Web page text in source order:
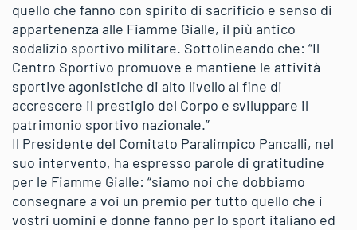
quello che fanno con spirito di sacrificio e senso di
appartenenza alle Fiamme Gialle, il più antico
sodalizio sportivo militare. Sottolineando che: “Il
Centro Sportivo promuove e mantiene le attività
sportive agonistiche di alto livello al fine di
accrescere il prestigio del Corpo e sviluppare il
patrimonio sportivo nazionale.”
Il Presidente del Comitato Paralimpico Pancalli, nel
suo intervento, ha espresso parole di gratitudine
per le Fiamme Gialle: “siamo noi che dobbiamo
consegnare a voi un premio per tutto quello che i
vostri uomini e donne fanno per lo sport italiano ed